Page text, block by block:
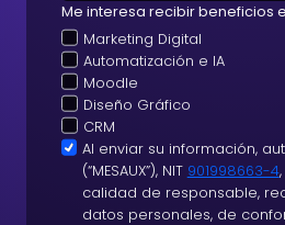
Me interesa recibir beneficios
Marketing Digital
Automatización e IA
Moodle
Diseño Gráfico
CRM
A Al enviar su información,
(“MESAUX”), NIT 901998663-4
calidad de responsable,
datos personales, de